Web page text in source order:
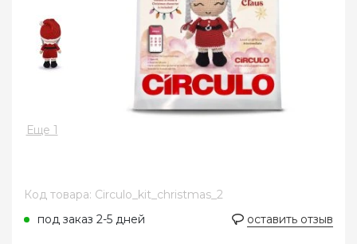
Еще 1
Код товара: Circulo_kit_christmas_2
под заказ 2-5 дней
оставить отзыв